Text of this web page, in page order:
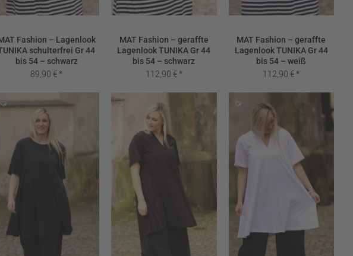
Fashion – Lagenlook
schulterfrei Gr 44
bis 54 – schwarz
89,90€
MAT Fashion – geraffte
Lagenlook TUNIKA Gr 44
bis 54 – schwarz
112,90 €
MAT Fashion – geraffte
Lagenlook TUNIKA Gr 44
bis 54 – weiß
112,90€